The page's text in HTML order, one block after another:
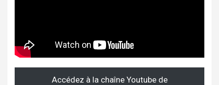
Accédez à la chaîne Youtube de